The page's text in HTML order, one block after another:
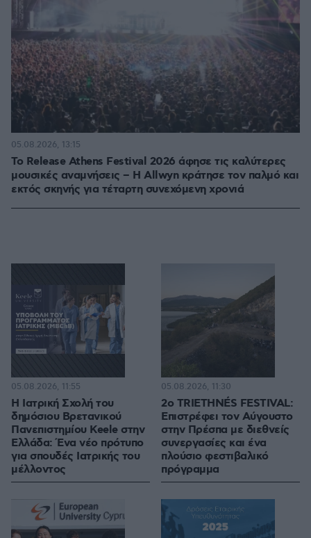
Το Release Athens Festival 2026 άφησε τις καλύτερες
μουσικές αναμνήσεις – Η Allwyn κράτησε τον παλμό και
εκτός σκηνής για τέταρτη συνεχόμενη χρονιά
05.08.2026, 13:15
Η Ιατρική Σχολή του
δημόσιου Βρετανικού
Πανεπιστημίου Keele στην
Ελλάδα: Ένα νέο πρότυπο
για σπουδές Ιατρικής του
μέλλοντος
05.08.2026, 11:55
2ο TRIETHNÉS FESTIVAL:
Επιστρέφει τον Αύγουστο
στην Πρέσπα με διεθνείς
συνεργασίες και ένα
πλούσιο φεστιβαλικό
πρόγραμμα
05.08.2026, 11:30